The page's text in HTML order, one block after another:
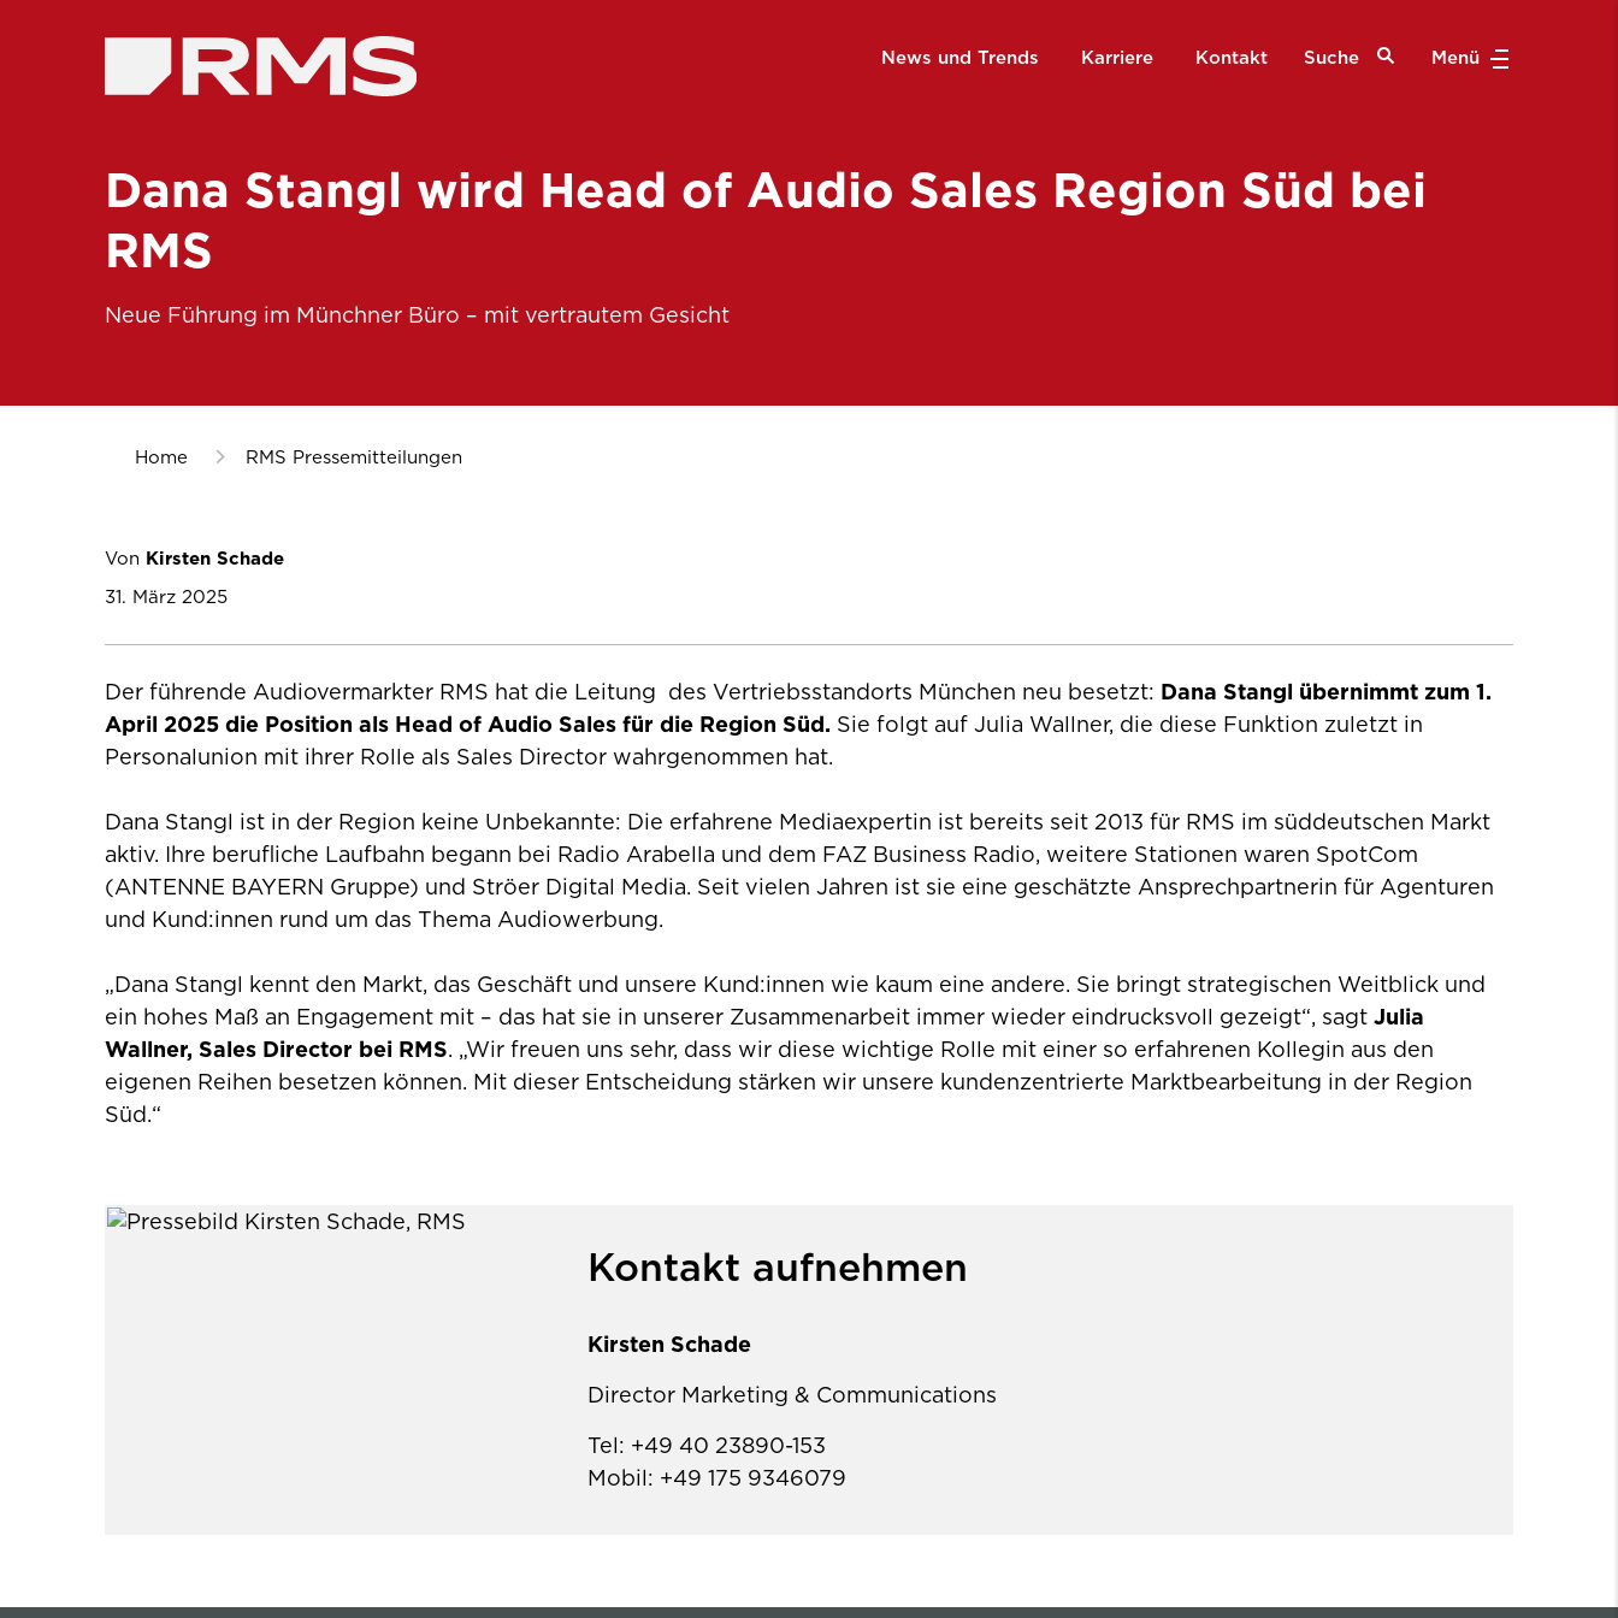
News und Trends Karriere Kontakt Suche Menü
Dana Stangl wird Head of Audio Sales Region Süd bei
RMS
Neue Führung im Münchner Büro – mit vertrautem Gesicht
Home RMS Pressemitteilungen
Von Kirsten Schade
31. März 2025
Der führende Audiovermarkter RMS hat die Leitung des Vertriebsstandorts München neu besetzt: Dana Stangl übernimmt zum 1.
April 2025 die Position als Head of Audio Sales für die Region Süd. Sie folgt auf Julia Wallner, die diese Funktion zuletzt in
Personalunion mit ihrer Rolle als Sales Director wahrgenommen hat.
Dana Stangl ist in der Region keine Unbekannte: Die erfahrene Mediaexpertin ist bereits seit 2013 für RMS im süddeutschen Markt
aktiv. Ihre berufliche Laufbahn begann bei Radio Arabella und dem FAZ Business Radio, weitere Stationen waren SpotCom
(ANTENNE BAYERN Gruppe) und Ströer Digital Media. Seit vielen Jahren ist sie eine geschätzte Ansprechpartnerin für Agenturen
und Kund:innen rund um das Thema Audiowerbung.
„Dana Stangl kennt den Markt, das Geschäft und unsere Kund:innen wie kaum eine andere. Sie bringt strategischen Weitblick und
ein hohes Maß an Engagement mit – das hat sie in unserer Zusammenarbeit immer wieder eindrucksvoll gezeigt“, sagt Julia
Wallner, Sales Director bei RMS. „Wir freuen uns sehr, dass wir diese wichtige Rolle mit einer so erfahrenen Kollegin aus den
eigenen Reihen besetzen können. Mit dieser Entscheidung stärken wir unsere kundenzentrierte Marktbearbeitung in der Region
Süd.“
Kontakt aufnehmen
Kirsten Schade
Director Marketing & Communications
Tel: +49 40 23890-153
Mobil: +49 175 9346079